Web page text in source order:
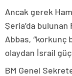
Ancak gerek
Şeria’da
Abbas, “korkunç
olaydan İsrail
BM Genel